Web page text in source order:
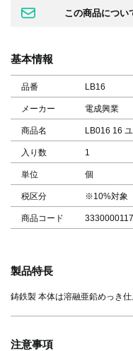
基本情報
品番 LB16
メーカー 電成興業
商品名 LB016 16
入り数 1
単位 個
税区分 ※10%対象
商品コード 3330000117
製品特長
鋳鉄製 本体は溶融亜鉛めっき
注意事項